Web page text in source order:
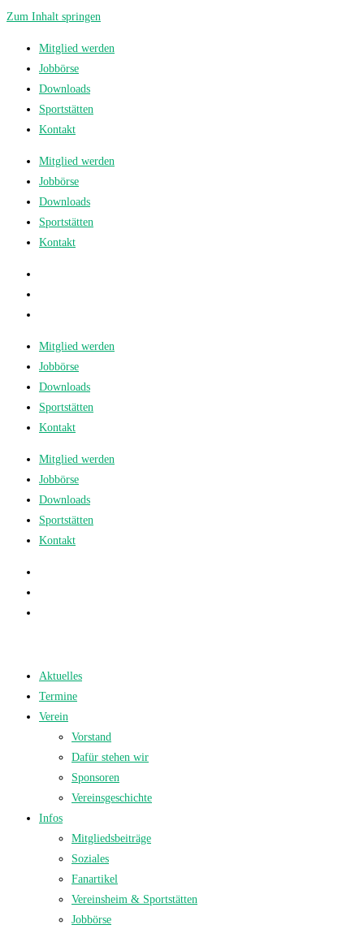
Zum Inhalt springen
Mitglied werden
Jobbörse
Downloads
Sportstätten
Kontakt
Mitglied werden
Jobbörse
Downloads
Sportstätten
Kontakt
Mitglied werden
Jobbörse
Downloads
Sportstätten
Kontakt
Mitglied werden
Jobbörse
Downloads
Sportstätten
Kontakt
Aktuelles
Termine
Verein
Vorstand
Dafür stehen wir
Sponsoren
Vereinsgeschichte
Infos
Mitgliedsbeiträge
Soziales
Fanartikel
Vereinsheim & Sportstätten
Jobbörse